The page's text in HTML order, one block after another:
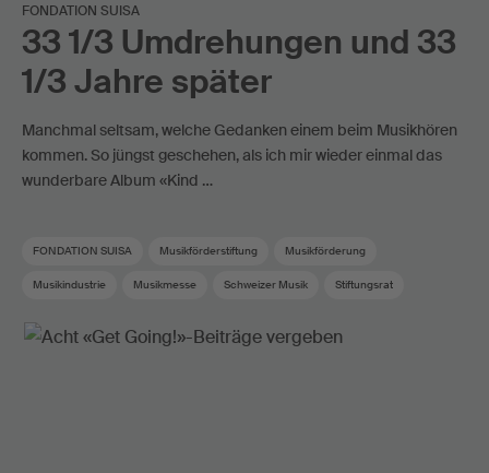
FONDATION SUISA
33 1/3 Umdrehungen und 33
1/3 Jahre später
Manchmal seltsam, welche Gedanken einem beim Musikhören
kommen. So jüngst geschehen, als ich mir wieder einmal das
wunderbare Album «Kind …
FONDATION SUISA Musikförderstiftung Musikförderung
Musikindustrie Musikmesse Schweizer Musik Stiftungsrat